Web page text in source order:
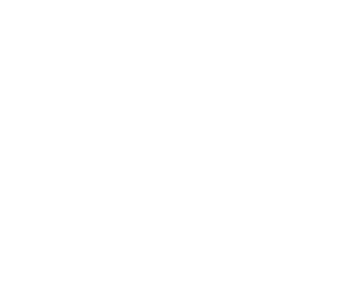
speciale coronavirus du